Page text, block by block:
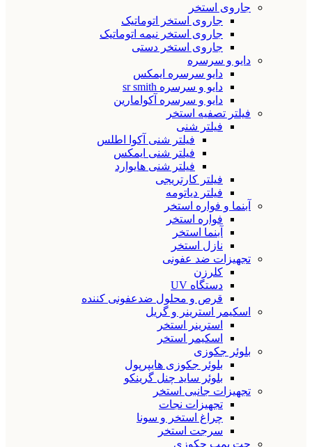
جاروی استخر
جاروی استخر اتوماتیک
جاروی استخر نیمه اتوماتیک
جاروی استخر دستی
دایو و سرسره
دایو سرسره ایمکس
دایو و سرسره sr smith
دایو و سرسره آکوامارین
فیلتر تصفیه استخر
فیلتر شنی
فیلتر شنی آکوا اطلس
فیلتر شنی ایمکس
فیلتر شنی هایوارد
فیلتر کارتریجی
فیلتر دیاتومه
آبنما و فواره استخر
فواره استخر
آبنما استخر
نازل استخر
تجهیزات ضد عفونی
کلرزن
دستگاه UV
قرص و محلول ضدعفونی کننده
اسکیمر استرینر و گریل
استرینر استخر
اسکیمر استخر
بلوئر جکوزی
بلوئر جکوزی هایپرپول
بلوئر ساید چنل گرینکو
تجهیزات جانبی استخر
تجهیزات نجات
چراغ استخر و سونا
سرجت استخر
جت پمپ جکوزی